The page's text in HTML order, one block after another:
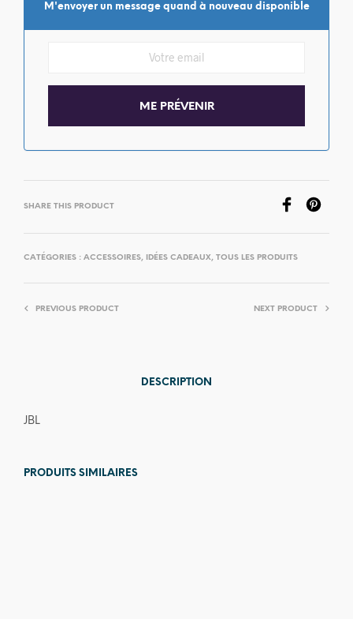
M'envoyer un message quand à nouveau disponible
SHARE THIS PRODUCT
CATÉGORIES : ACCESSOIRES, IDÉES CADEAUX, TOUS LES PRODUITS
PREVIOUS PRODUCT NEXT PRODUCT
DESCRIPTION
JBL
PRODUITS SIMILAIRES